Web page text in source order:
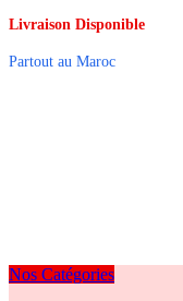
Livraison Disponible
Partout au Maroc
Nos Catégories